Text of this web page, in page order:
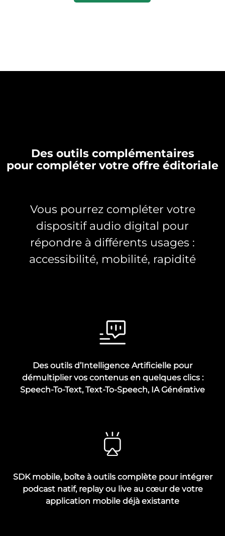
Des outils complémentaires
pour compléter votre offre éditoriale
Vous pourrez compléter votre
dispositif audio digital pour
répondre à différents usages :
accessibilité, mobilité, rapidité
Des outils d’Intelligence Artificielle pour
démultiplier vos contenus en quelques clics :
Speech-To-Text, Text-To-Speech, IA Générative
SDK mobile, boîte à outils complète pour intégrer
podcast natif, replay ou live au cœur de votre
application mobile déjà existante